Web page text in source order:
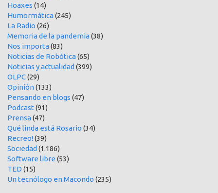
Hoaxes (14)
Humormática(245)
La Radio (26)
Memoria de la pandemia(38)
Nos importa(83)
Noticias de Robótica(65)
Noticias y actualidad (399)
OLPC(29)
Opinión(133)
Pensando en blogs (47)
Podcast(91)
Prensa(47)
Qué linda está Rosario (34)
Recreo!(39)
Sociedad (1.186)
Software libre (53)
TED (15)
Un tecnólogo en Macondo (235)